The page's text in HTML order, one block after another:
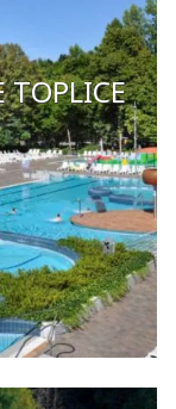
TOPLICE